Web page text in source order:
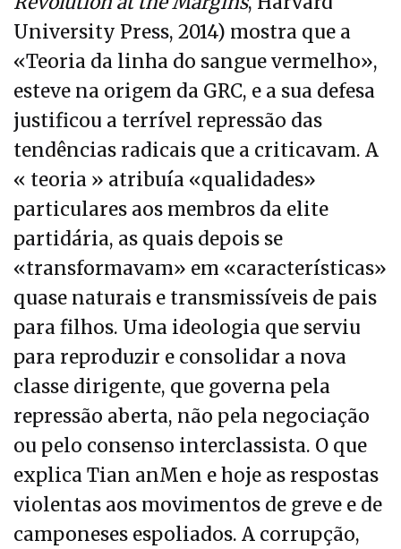
University Press, 2014) mostra que a
«Teoria da linha do sangue vermelho»,
esteve na origem da GRC, e a sua defesa
justificou a terrível repressão das
tendências radicais que a criticavam. A
« teoria » atribuía «qualidades»
particulares aos membros da elite
partidária, as quais depois se
«transformavam» em «características»
quase naturais e transmissíveis de pais
para filhos. Uma ideologia que serviu
para reproduzir e consolidar a nova
classe dirigente, que governa pela
repressão aberta, não pela negociação
ou pelo consenso interclassista. O que
explica Tian anMen e hoje as respostas
violentas aos movimentos de greve e de
camponeses espoliados. A corrupção,